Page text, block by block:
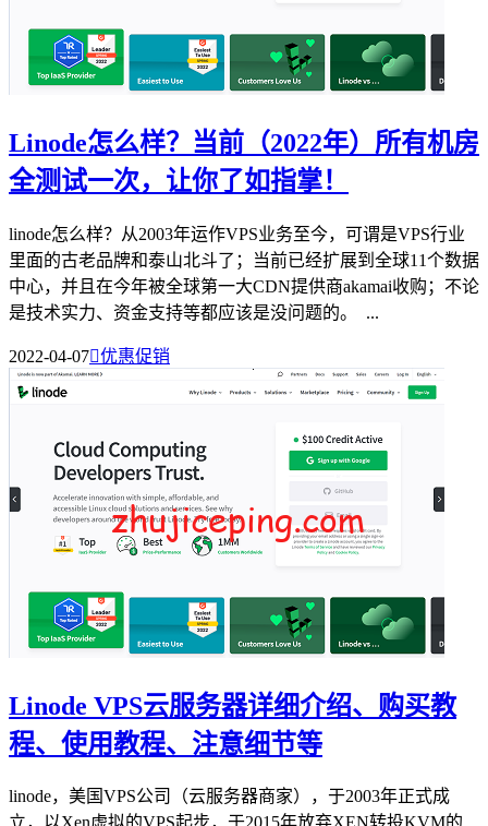
Linode怎么样？当前（2022年）所有机房
全测试一次，让你了如指掌！
linode怎么样？从2003年运作VPS业务至今，可谓是VPS行业
里面的古老品牌和泰山北斗了；当前已经扩展到全球11个数据
中心，并且在今年被全球第一大CDN提供商akamai收购；不论
是技术实力、资金支持等都应该是没问题的。 ...
2022-04-07优惠促销
Linode VPS云服务器详细介绍、购买教
程、使用教程、注意细节等
linode，美国VPS公司（云服务器商家），于2003年正式成